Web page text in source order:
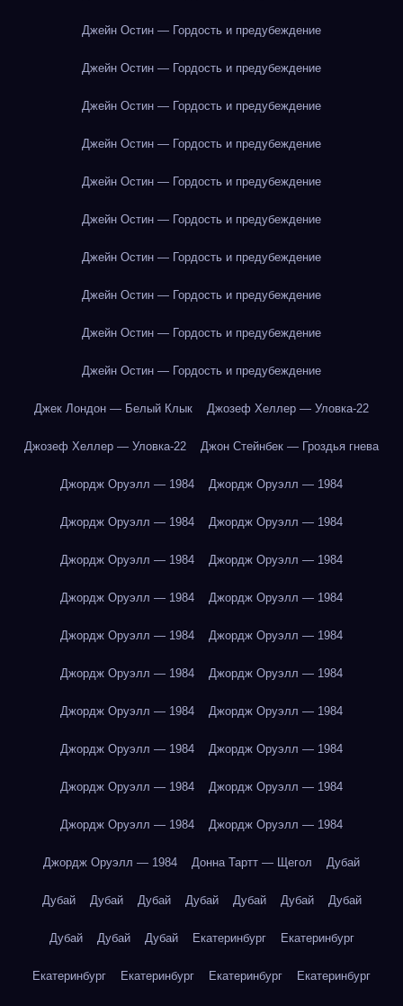
Джейн Остин — Гордость и предубеждение
Джейн Остин — Гордость и предубеждение
Джейн Остин — Гордость и предубеждение
Джейн Остин — Гордость и предубеждение
Джейн Остин — Гордость и предубеждение
Джейн Остин — Гордость и предубеждение
Джейн Остин — Гордость и предубеждение
Джейн Остин — Гордость и предубеждение
Джейн Остин — Гордость и предубеждение
Джейн Остин — Гордость и предубеждение
Джек Лондон — Белый Клык Джозеф Хеллер — Уловка-22
Джозеф Хеллер — Уловка-22 Джон Стейнбек — Гроздья гнева
Джордж Оруэлл — 1984 Джордж Оруэлл — 1984
Джордж Оруэлл — 1984 Джордж Оруэлл — 1984
Джордж Оруэлл — 1984 Джордж Оруэлл — 1984
Джордж Оруэлл — 1984 Джордж Оруэлл — 1984
Джордж Оруэлл — 1984 Джордж Оруэлл — 1984
Джордж Оруэлл — 1984 Джордж Оруэлл — 1984
Джордж Оруэлл — 1984 Джордж Оруэлл — 1984
Джордж Оруэлл — 1984 Джордж Оруэлл — 1984
Джордж Оруэлл — 1984 Джордж Оруэлл — 1984
Джордж Оруэлл — 1984 Джордж Оруэлл — 1984
Джордж Оруэлл — 1984 Донна Тартт — Щегол Дубай
Дубай Дубай Дубай Дубай Дубай Дубай Дубай
Дубай Дубай Дубай Екатеринбург Екатеринбург
Екатеринбург Екатеринбург Екатеринбург Екатеринбург